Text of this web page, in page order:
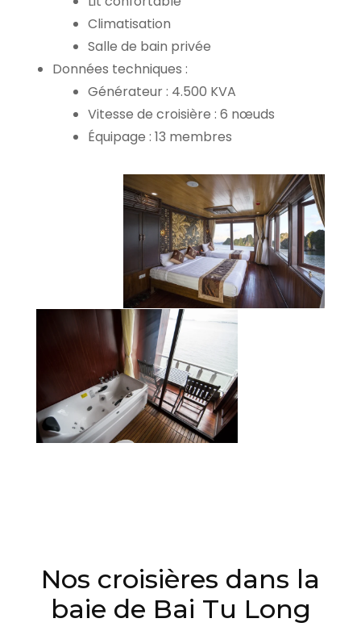
Climatisation
Salle de bain privée
Données techniques :
Générateur : 4.500 KVA
Vitesse de croisière : 6 nœuds
Équipage : 13 membres
Nos croisières dans la
baie de Bai Tu Long